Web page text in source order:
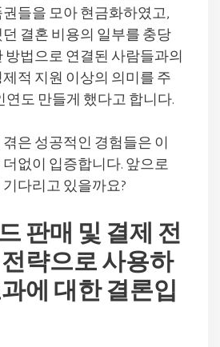
들을 모아 현금화하였고,
결혼 비용의 일부를 충당
방법으로 연결된 사람들과의
적 지원 이상의 의미를 주
연도 만들게 했다고 합니다.
은 성공적인 경험들은 이
없이 입증합니다. 앞으로
다리고 있을까요?
판매 및 결제 전
략으로 사용하
에 대한 결론입